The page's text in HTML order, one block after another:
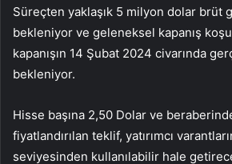
Süreçten yaklaşık 5 milyon dolar brüt
bekleniyor ve geleneksel kapanış
kapanışın 14 Şubat 2024 civarında
bekleniyor.
Hisse başına 2,50 Dolar ve
fiyatlandırılan teklif, yatırımcı
seviyesinden kullanılabilir hale